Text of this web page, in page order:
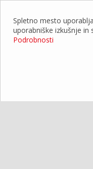
Spletno mesto
uporabniške izkušnje in
Podrobnosti